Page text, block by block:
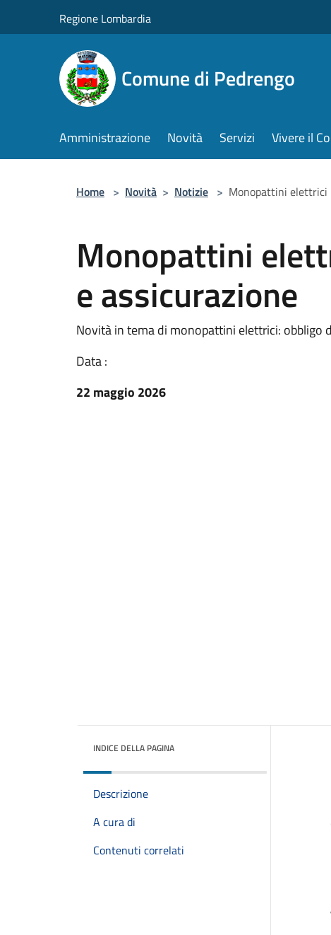
Regione Lombardia
Comune di Pedrengo
Amministrazione Novità Servizi Vivere il
Home > Novità > Notizie > Monopattini elettrici
Monopattini
e assicurazione
Novità in tema di monopattini elettrici: obbligo
Data :
22 maggio 2026
INDICE DELLA PAGINA
Descrizione
A cura di
Contenuti correlati